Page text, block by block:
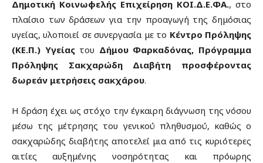
Δημοτική Κοινωφελής Επιχείρηση ΚΟΙ.Δ.Ε.ΦΑ., στο
πλαίσιο των δράσεων για την προαγωγή της δημόσιας
υγείας, υλοποιεί σε συνεργασία με το Κέντρο Πρόληψης
(ΚΕ.Π.) Υγείας του Δήμου Φαρκαδόνας, Πρόγραμμα
Πρόληψης
Σακχαρώδη Διαβήτη προσφέροντας
δωρεάν μετρήσεις σακχάρου.
Η δράση έχει ως στόχο την έγκαιρη διάγνωση της νόσου
μέσω της μέτρησης του γενικού πληθυσμού, καθώς ο
σακχαρώδης διαβήτης αποτελεί μια από τις κυριότερες
αιτίες αυξημένης νοσηρότητας και πρόωρης